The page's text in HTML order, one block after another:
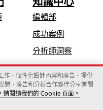
編輯部
成功案例
分析師洞察
為Xerox旗下公司
、個性化設計內容和廣告、提供
體、廣告和分析合作夥伴分享有關
請閱讀我們的 Cookie 頁面。